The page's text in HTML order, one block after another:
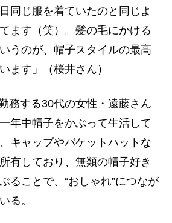
同じ服を着ていたのと同じよ
ます（笑）。髪の毛にかける
うのが、帽子スタイルの最高
ます」（桜井さん）
務する30代の女性・遠藤さん
年中帽子をかぶって生活して
キャップやバケットハットな
有しており、無類の帽子好き
ることで、“おしゃれ”につなが
る。